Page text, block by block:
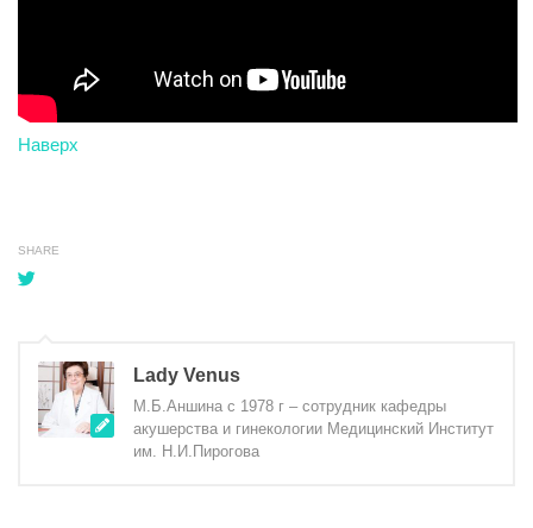
Наверх
SHARE
Lady Venus
М.Б.Аншина с 1978 г – сотрудник кафедры
акушерства и гинекологии Медицинский Институт
им. Н.И.Пирогова